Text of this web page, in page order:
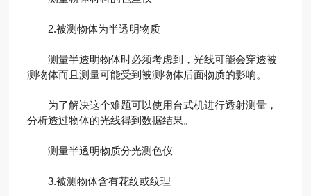
2.被测物体为半透明物质
测量半透明物体时必须考虑到，光线可能会穿透被
测物体而且测量可能受到被测物体后面物质的影响。
为了解决这个难题可以使用台式机进行透射测量，
分析透过物体的光线得到数据结果。
测量半透明物质分光测色仪
3.被测物体含有花纹或纹理